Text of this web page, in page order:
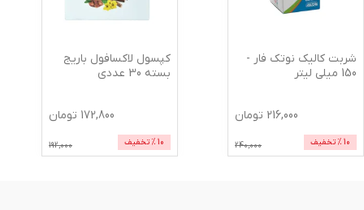
شربت کالیک نوتک فار -
150 میلی لیتر
216,000 تومان
10 % تخفیف 240,000
کپسول لاکسافول باریج
بسته 30 عددی
172,800 تومان
10 % تخفیف 192,000